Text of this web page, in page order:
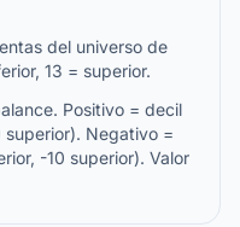
del universo de
13 = superior.
Positivo = decil
superior). Negativo =
-10 superior). Valor